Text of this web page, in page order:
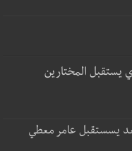
المختارين
يسستقبل عامر معطي